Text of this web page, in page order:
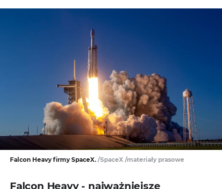
Falcon Heavy firmy SpaceX. /SpaceX /materiały prasowe
Falcon Heavy - najważniejsze